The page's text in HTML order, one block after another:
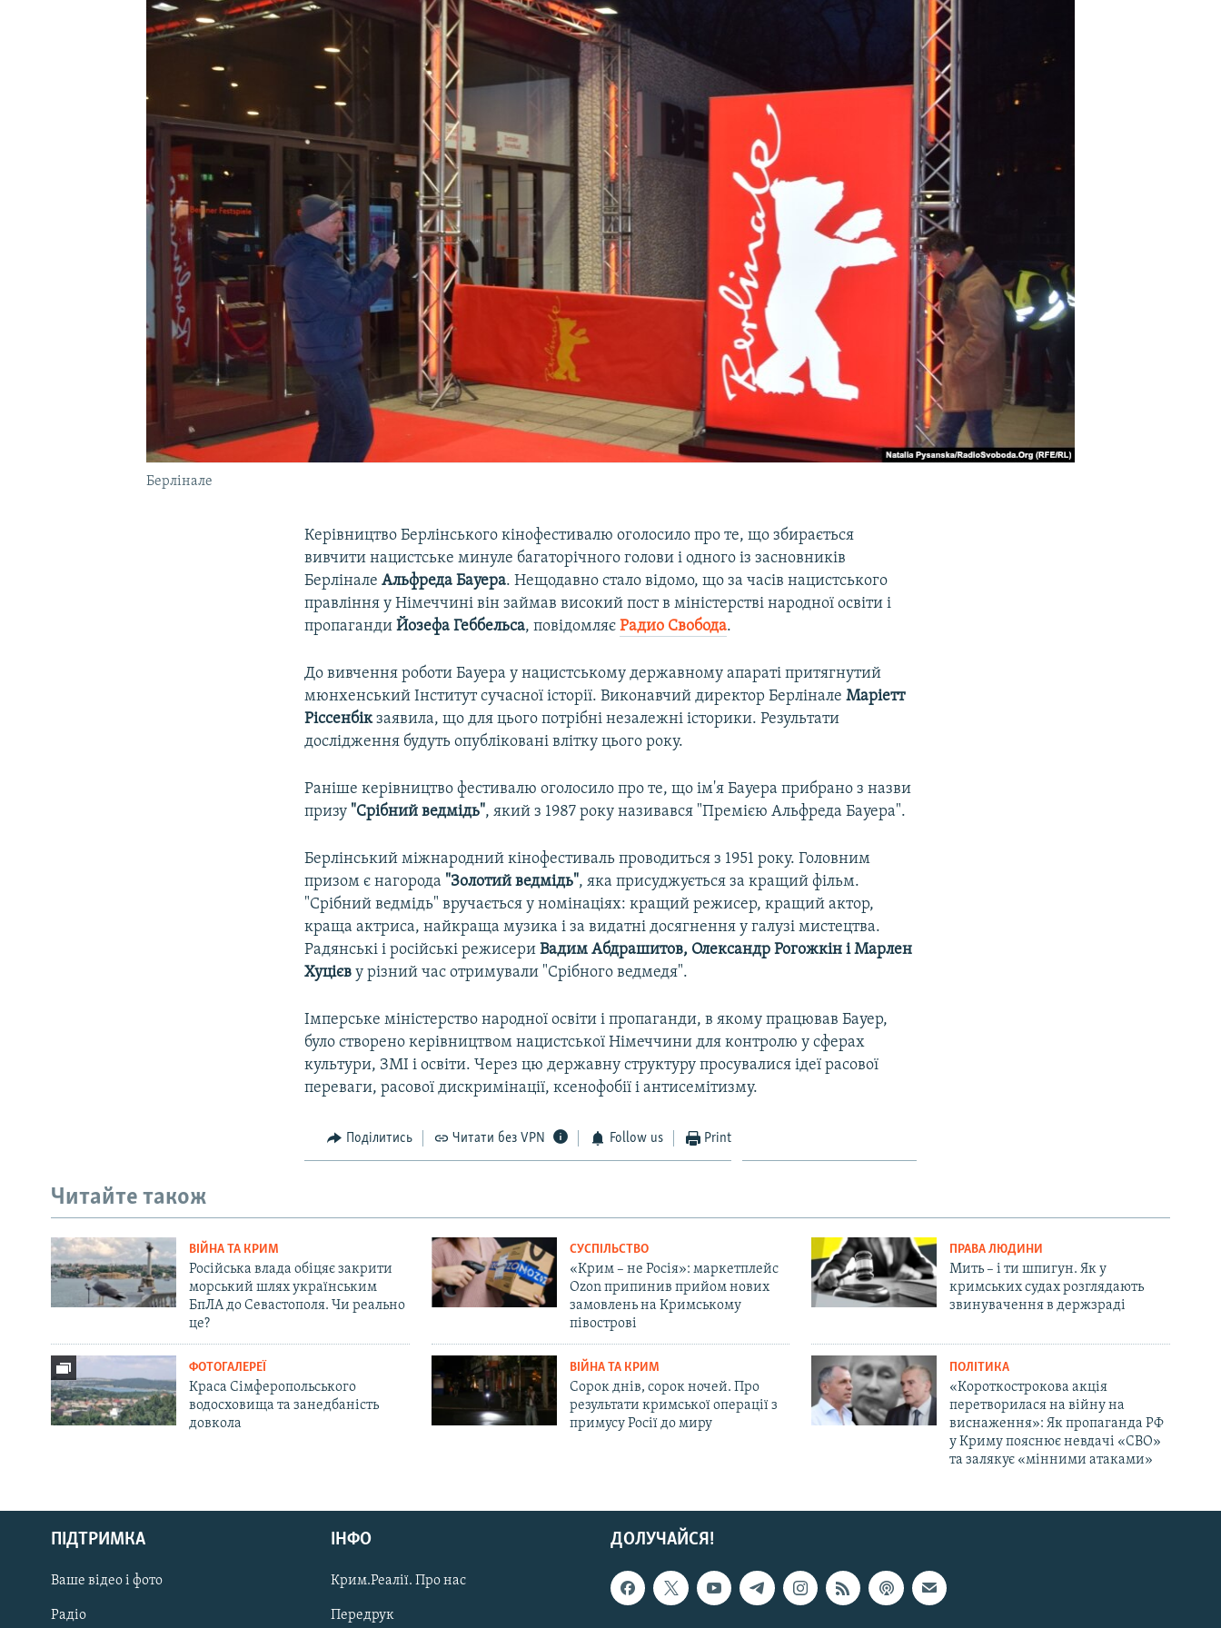
Русский
Qırımtatar
ДОЛУЧАЙСЯ!
Берлінале
Керівництво Берлінського кінофестивалю оголосило про те, що збирається
вивчити нацистське минуле багаторічного голови і одного із засновників
БерліналеАльфреда Бауера. Нещодавно стало відомо, що за часів нацистського
правління у Німеччині він займав високий пост в міністерстві народної освіти і
пропагандиЙозефа Геббельса, повідомляєРадио Свобода.
До вивчення роботи Бауера у нацистському державному апараті притягнутий
мюнхенський Інститут сучасної історії. Виконавчий директор БерліналеМаріетт
Ріссенбікзаявила, що для цього потрібні незалежні історики. Результати
дослідження будуть опубліковані влітку цього року.
Раніше керівництво фестивалю оголосило про те, що ім'я Бауера прибрано з назви
призу "Срібний ведмідь", який з 1987 року називався "Премією Альфреда Бауера".
Берлінський міжнародний кінофестиваль проводиться з 1951 року. Головним
призом є нагорода "Золотий ведмідь", яка присуджується за кращий фільм.
"Срібний ведмідь" вручається у номінаціях: кращий режисер, кращий актор,
краща актриса, найкраща музика і за видатні досягнення у галузі мистецтва.
Радянські і російські режисериВадим Абдрашитов, Олександр Рогожкін і Марлен
Хуцієв у різний час отримували "Срібного ведмедя".
Імперське міністерство народної освіти і пропаганди, в якому працював Бауер,
було створено керівництвом нацистської Німеччини для контролю у сферах
культури, ЗМІ і освіти. Через цю державну структуру просувалися ідеї расової
переваги, расової дискримінації, ксенофобії і антисемітизму.
Поділитись Читати без VPN Follow us Print
Читайте також
ВІЙНА ТА КРИМ
Російська влада обіцяє закрити
морський шлях українським
БпЛА до Севастополя. Чи реально
це?
СУСПІЛЬСТВО
«Крим – не Росія»: маркетплейс
Ozon припинив прийом нових
замовлень на Кримському
півострові
ПРАВА ЛЮДИНИ
Мить – і ти шпигун. Як у
кримських судах розглядають
звинувачення в держзраді
ФОТОГАЛЕРЕЇ
Краса Сімферопольського
водосховища та занедбаність
довкола
ВІЙНА ТА КРИМ
Сорок днів, сорок ночей. Про
результати кримської операції з
примусу Росії до миру
ПОЛІТИКА
«Короткострокова акція
перетворилася на війну на
виснаження»: Як пропаганда РФ
у Криму пояснює невдачі «СВО»
та залякує «мінними атаками»
ДОЛУЧАЙСЯ!
ПІДТРИМКА
Ваше відео і фото
Радіо
ІНФО
Крим.Реалії. Про нас
Передрук